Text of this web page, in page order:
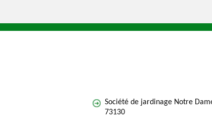
Société de jardinage Notre
73130